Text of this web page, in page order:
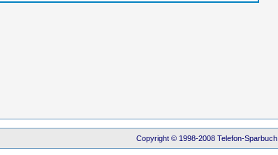
Copyright © 1998-2008 Telefon-Sparbuch